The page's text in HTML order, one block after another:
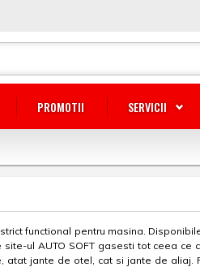
PROMOTII SERVICII
functional pentru masina.
ul AUTO SOFT gasesti tot ceea
jante de otel, cat si jante de